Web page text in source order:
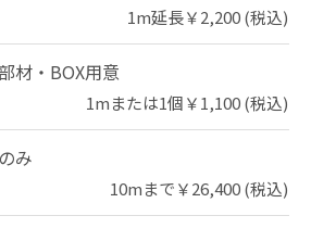
1m延長￥2,200 (税込)
材・BOX用意
1mまたは1個￥1,100 (税込)
み
10mまで￥26,400 (税込)